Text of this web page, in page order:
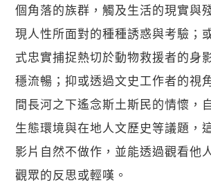
個角落的族群，觸及生活的現實與
現人性所面對的種種誘惑與考驗；
式忠實捕捉熱切於動物救援者的身
穩流暢；抑或透過文史工作者的視
間長河之下遙念斯土斯民的情懷，
生態環境與在地人文歷史等議題，
影片自然不做作，並能透過觀看他
觀眾的反思或輕嘆。